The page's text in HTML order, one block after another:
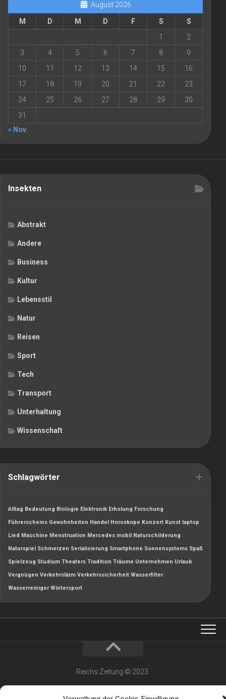
August 2026
M D M D F S
S
1
2
3
4 5 6 7 8
9
10
11 12 13 14 15
16
17
18 19 20 21 22
23
24
25 26 27 28 29
30
31
« Nov.
Insekten
Abstrakt
Andere
Business
Kultur
Lebensstil
Natur
Reisen
Sport
Tech
Transport
Unterhaltung
Wissenschaft
Schlagwörter
Alltag Bedeutung Biologie Elektronik Erholung Forschung
Führerscheins Gewohnheiten Handel Horoskope Konzert Kunst laptop
Lied Maschine Menstruation Mercedes mobil
Naturschilderung
Naturspiel
Schmerzen Serialisierung Smartphone Sonnensystems Spaß
Spielzeug Studium Theaters Tradition Träume Unternehmen Urlaub
Vergnügen Verkehrslärm Verkehrssicherheit Wasserfilter
Wasserreiniger Wintersport
Reichs Zeitung © 2023.